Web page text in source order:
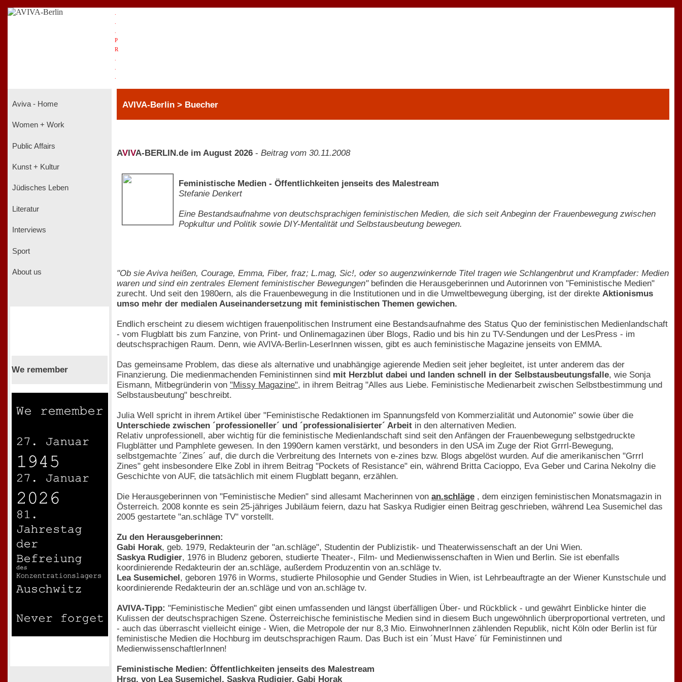
P
R
Aviva - Home
Women + Work
Public Affairs
Kunst + Kultur
Jüdisches Leben
Literatur
Interviews
Sport
About us
We remember
AVIVA-Berlin > Buecher
AV VA-BERLIN.de im August 2026 - Beitrag vom 30.11.2008
Feministische Medien - Öffentlichkeiten jenseits des Malestream
Stefanie Denkert
Eine Bestandsaufnahme von deutschsprachigen feministischen Medien, die sich seit Anbeginn der Frauenbewegung zwischen
Popkultur und Politik sowie DIY-Mentalität und Selbstausbeutung bewegen.
"Ob sie Aviva heißen, Courage, Emma, Fiber, fraz; L.mag, Sic!, oder so augenzwinkernde Titel tragen wie Schlangenbrut und Krampfader: Medien
waren und sind ein zentrales Element feministischer Bewegungen"befinden die Herausgeberinnen und Autorinnen von "Feministische Medien"
zurecht. Und seit den 1980ern, als die Frauenbewegung in die Institutionen und in die Umweltbewegung überging, ist der direkte Aktionismus
umso mehr der medialen Auseinandersetzung mit feministischen Themen gewichen.
Endlich erscheint zu diesem wichtigen frauenpolitischen Instrument eine Bestandsaufnahme des Status Quo der feministischen Medienlandschaft
- vom Flugblatt bis zum Fanzine, von Print- und Onlinemagazinen über Blogs, Radio und bis hin zu TV-Sendungen und der LesPress - im
deutschsprachigen Raum. Denn, wie AVIVA-Berlin-LeserInnen wissen, gibt es auch feministische Magazine jenseits von EMMA.
Das gemeinsame Problem, das diese als alternative und unabhängige agierende Medien seit jeher begleitet, ist unter anderem das der
Finanzierung. Die medienmachenden Feministinnen sind mit Herzblut dabei und landen schnell in der Selbstausbeutungsfalle, wie Sonja
Eismann, Mitbegründerin von "Missy Magazine", in ihrem Beitrag "Alles aus Liebe. Feministische Medienarbeit zwischen Selbstbestimmung und
Selbstausbeutung" beschreibt.
Julia Well spricht in ihrem Artikel über "Feministische Redaktionen im Spannungsfeld von Kommerzialität und Autonomie" sowie über die
Unterschiede zwischen ´professioneller´ und ´professionalisierter´ Arbeit in den alternativen Medien.
Relativ unprofessionell, aber wichtig für die feministische Medienlandschaft sind seit den Anfängen der Frauenbewegung selbstgedruckte
Flugblätter und Pamphlete gewesen. In den 1990ern kamen verstärkt, und besonders in den USA im Zuge der Riot Grrrl-Bewegung,
selbstgemachte ´Zines´ auf, die durch die Verbreitung des Internets von e-zines bzw. Blogs abgelöst wurden. Auf die amerikanischen "Grrrl
Zines" geht insbesondere Elke Zobl in ihrem Beitrag "Pockets of Resistance" ein, während Britta Cacioppo, Eva Geber und Carina Nekolny die
Geschichte von AUF, die tatsächlich mit einem Flugblatt begann, erzählen.
Die Herausgeberinnen von "Feministische Medien" sind allesamt Macherinnen von an.schläge , dem einzigen feministischen Monatsmagazin in
Österreich. 2008 konnte es sein 25-jähriges Jubiläum feiern, dazu hat Saskya Rudigier einen Beitrag geschrieben, während Lea Susemichel das
2005 gestartete "an.schläge TV" vorstellt.
Zu den Herausgeberinnen:
Gabi Horak, geb. 1979, Redakteurin der "an.schläge", Studentin der Publizistik- und Theaterwissenschaft an der Uni Wien.
Saskya Rudigier, 1976 in Bludenz geboren, studierte Theater-, Film- und Medienwissenschaften in Wien und Berlin. Sie ist ebenfalls
koordinierende Redakteurin der an.schläge, außerdem Produzentin von an.schläge tv.
Lea Susemichel, geboren 1976 in Worms, studierte Philosophie und Gender Studies in Wien, ist Lehrbeauftragte an der Wiener Kunstschule und
koordinierende Redakteurin der an.schläge und von an.schläge tv.
AVIVA-Tipp: "Feministische Medien" gibt einen umfassenden und längst überfälligen Über- und Rückblick - und gewährt Einblicke hinter die
Kulissen der deutschsprachigen Szene. Österreichische feministische Medien sind in diesem Buch ungewöhnlich überproportional vertreten, und
- auch das überrascht vielleicht einige - Wien, die Metropole der nur 8,3 Mio. EinwohnerInnen zählenden Republik, nicht Köln oder Berlin ist für
feministische Medien die Hochburg im deutschsprachigen Raum. Das Buch ist ein ´Must Have´ für Feministinnen und
MedienwissenschaftlerInnen!
Feministische Medien: Öffentlichkeiten jenseits des Malestream
Hrsg. von Lea Susemichel, Saskya Rudigier, Gabi Horak